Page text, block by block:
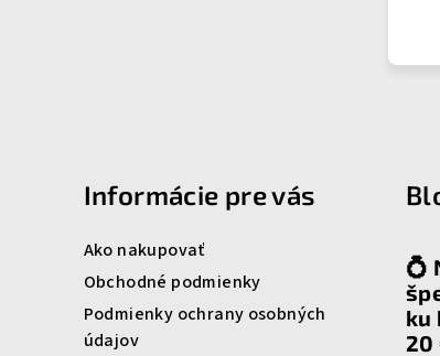
Informácie pre vás
Ako nakupovať
Obchodné podmienky
Podmienky ochrany osobných
údajov
💍
ku
20